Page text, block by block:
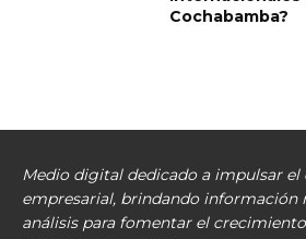
Cochabamba?
Medio digital dedicado a impulsar el
empresarial, brindando información
análisis para fomentar el